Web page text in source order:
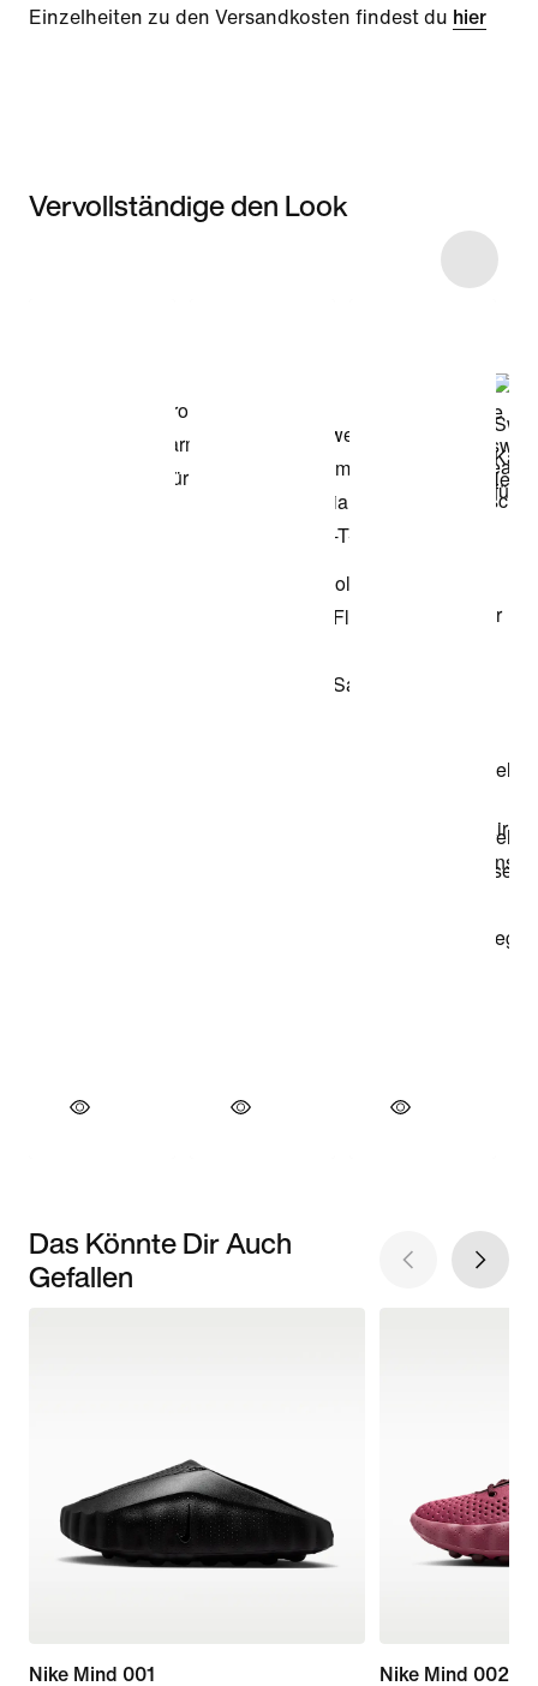
Einzelheiten zu den Versandkosten findest du hier
Vervollständige den Look
Das Könnte Dir Auch
Gefallen
Nike Mind 001
Nike Mind 002